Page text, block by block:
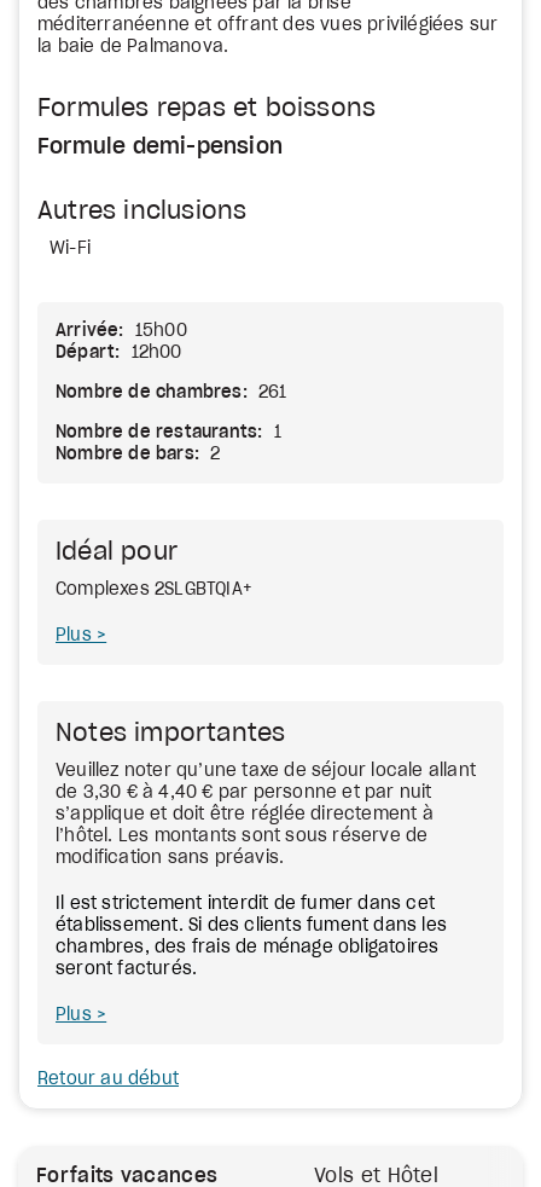
des chambres baignées par la brise
méditerranéenne et offrant des vues privilégiées sur
la baie de Palmanova.
Formules repas et boissons
Formule demi-pension
Autres inclusions
Wi-Fi
Arrivée:
15h00
Départ:
12h00
Nombre de chambres: 261
Nombre de restaurants:
1
Nombre de bars:
2
Idéal pour
Complexes 2SLGBTQIA+
Plus
Notes importantes
Veuillez noter qu’une taxe de séjour locale allant
de 3,30 € à 4,40 € par personne et par nuit
s’applique et doit être réglée directement à
l’hôtel. Les montants sont sous réserve de
modification sans préavis.
Il est strictement interdit de fumer dans cet
établissement. Si des clients fument dans les
chambres, des frais de ménage obligatoires
seront facturés.
Plus
Retour au début
Forfaits vacances Vols et Hôtel